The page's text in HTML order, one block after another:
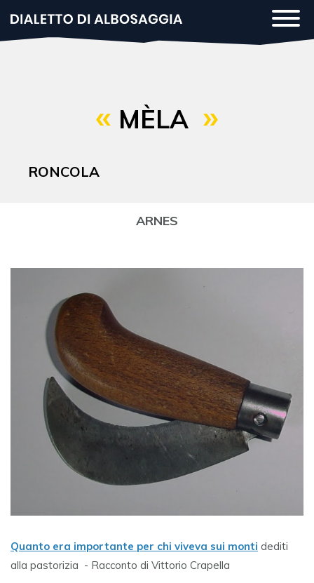
MÈLA
RONCOLA
ARNES
Quanto era importante per chi viveva sui monti dediti
alla pastorizia - Racconto di Vittorio Crapella